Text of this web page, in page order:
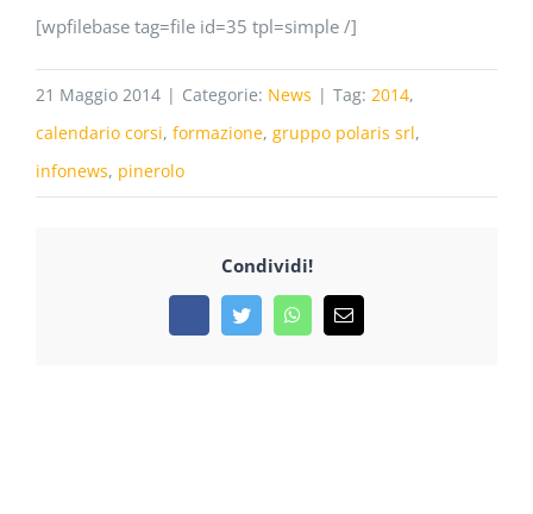
[wpfilebase tag=file id=35 tpl=simple /]
21 Maggio 2014 | Categorie: News | Tag: 2014,
calendario corsi, formazione, gruppo polaris srl,
infonews, pinerolo
Condividi!
FacebookTwitterWhatsApp
Email